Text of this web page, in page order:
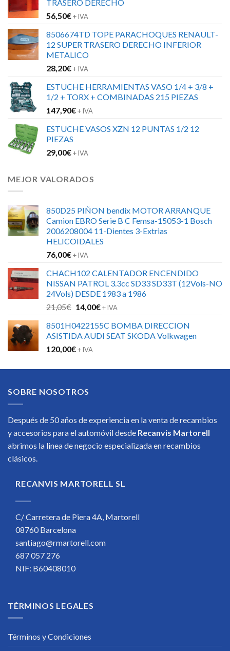
TRASERO DERECHO
56,50€+ IVA
8506674TD TOPE PARACHOQUES RENAULT-
12 SUPER TRASERO DERECHO INFERIOR
METALICO
28,20€+ IVA
ESTUCHE HERRAMIENTAS VASO 1/4 + 3/8 +
1/2 + TORX + COMBINADAS 215 PIEZAS
147,90€+ IVA
ESTUCHE VASOS XZN 12 PUNTAS 1/2 12
PIEZAS
29,00€+ IVA
MEJOR VALORADOS
850D25 PIÑON bendix MOTOR ARRANQUE
Camion EBRO Serie B C Femsa-15053-1 Bosch
2006208004 11-Dientes 3-Extrias
HELICOIDALES
76,00€+ IVA
CHACH102 CALENTADOR ENCENDIDO
NISSAN PATROL 3.3cc SD33 SD33T (12Vols-NO
24Vols) DESDE 1983 a 1986
21,05€ El
original
era:
21,05€.
14,00€El
actual
es:
+ IVA
8501H0422155C BOMBA DIRECCION
ASISTIDA AUDI SEAT SKODA Volkwagen
120,00€+ IVA
SOBRE NOSOTROS
Después de 50 años de experiencia en la venta de recambios
y accesorios para el automóvil desde Recanvis Martorell
abrimos la linea de negocio especializada en recambios
clásicos.
RECANVIS MARTORELL SL
C/ Carretera de Piera 4A, Martorell
08760 Barcelona
santiago@rmartorell.com
687 057 276
NIF: B60408010
TÉRMINOS LEGALES
Términos y Condiciones